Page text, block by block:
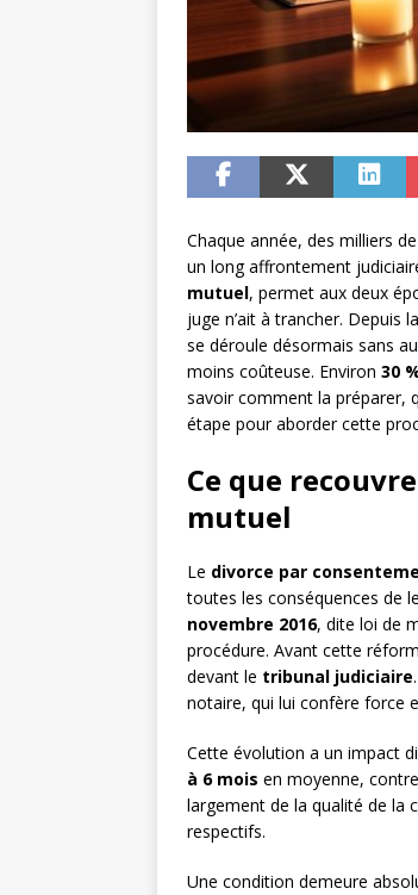
Chaque année, des milliers
un long affrontement
mutuel, permet aux deux
juge n’ait à trancher. Depuis la
se déroule désormais sans
moins coûteuse. Environ 30
savoir comment la préparer,
étape pour aborder cette
Ce que
mutuel
Le divorce par
toutes les conséquences de
novembre 2016, dite loi de
procédure. Avant cette
devant le tribunal judiciaire
notaire, qui lui confère force
Cette évolution a un impact
à 6 mois en moyenne,
largement de la qualité de la
respectifs.
Une condition demeure